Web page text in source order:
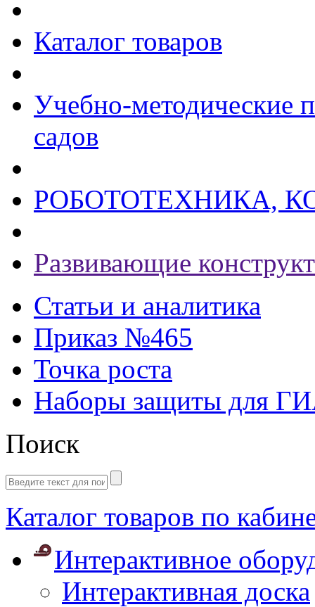
Каталог товаров
Учебно-методические
садов
РОБОТОТЕХНИКА,
Развивающие
Статьи и аналитика
Приказ №465
Точка роста
Наборы защиты для
Поиск
Каталог товаров по
Интерактивное
Интерактивная доска